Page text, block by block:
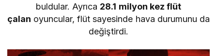
buldular. Ayrıca 28.1 milyon kez flüt
çalan oyuncular, flüt sayesinde hava durumunu da
değiştirdi.